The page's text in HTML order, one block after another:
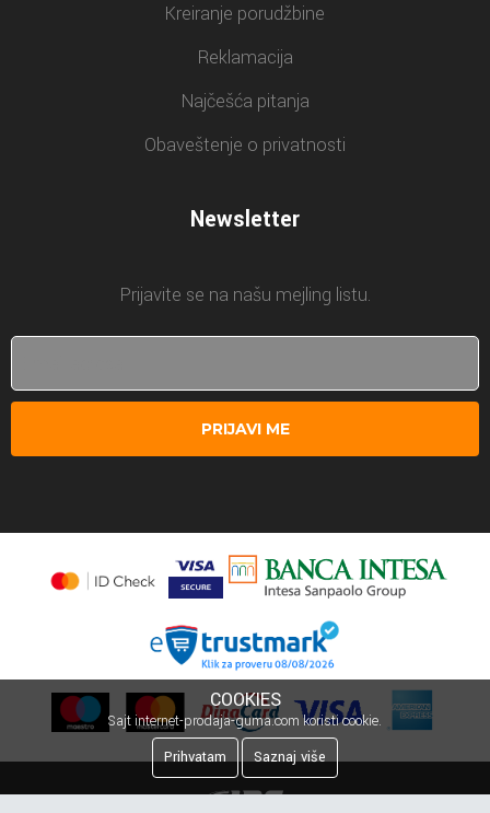
Kreiranje porudžbine
Reklamacija
Najčešća pitanja
Obaveštenje o privatnosti
Newsletter
Prijavite se na našu mejling listu.
PRIJAVI ME
COOKIES
Sajt internet-prodaja-guma.com koristi cookie.
Prihvatam
Saznaj više